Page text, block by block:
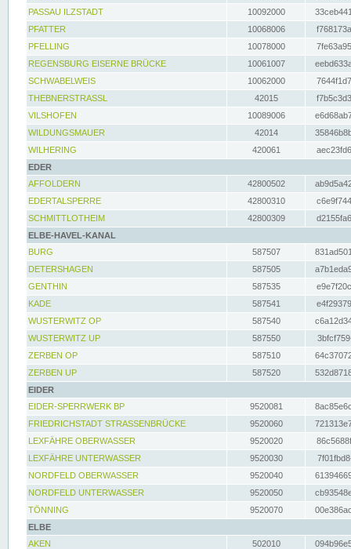
PASSAU ILZSTADT
10092000
PFATTER
10068006
PFELLING
10078000
REGENSBURG EISERNE BRÜCKE
10061007
SCHWABELWEIS
10062000
THEBNERSTRASSL
42015
VILSHOFEN
10089006
WILDUNGSMAUER
42014
WILHERING
420061
EDER
AFFOLDERN
42800502
EDERTALSPERRE
42800310
SCHMITTLOTHEIM
42800309
ELBE-HAVEL-KANAL
BURG
587507
DETERSHAGEN
587505
GENTHIN
587535
KADE
587541
WUSTERWITZ OP
587540
WUSTERWITZ UP
587550
ZERBEN OP
587510
ZERBEN UP
587520
EIDER
EIDER-SPERRWERK BP
9520081
FRIEDRICHSTADT STRASSENBRÜCKE
9520060
LEXFÄHRE OBERWASSER
9520020
LEXFÄHRE UNTERWASSER
9520030
NORDFELD OBERWASSER
9520040
NORDFELD UNTERWASSER
9520050
TÖNNING
9520070
ELBE
AKEN
502010